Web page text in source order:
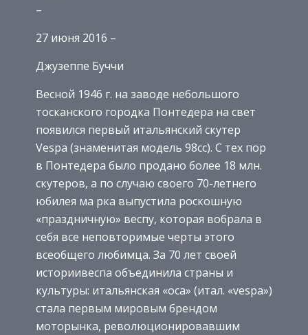
–
27 июня 2016 –
Джузеппе Буччи
Весной 1946 г. на заводе небольшого
тосканского городка Понтедера на свет
появился первый итальянский скутер
Vespa (знаменитая модель 98сс). С тех пор
в Понтедера было продано более 18 млн.
скутеров, а по случаю своего 70-летнего
юбилея ма рка выпустила роскошную
«праздничную» веспу, которая вобрала в
себя все неповторимые черты этого
всеобщего любимца. За 70 лет своей
историивеспа объединила страны и
культуры: итальянская «оса» (итал. «vespa»)
стала первым мировым брендом
моторынка, революционировавшим